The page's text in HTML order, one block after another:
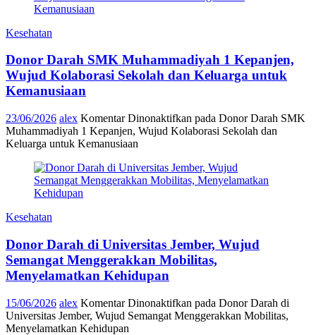
Kesehatan
Donor Darah SMK Muhammadiyah 1 Kepanjen,
Wujud Kolaborasi Sekolah dan Keluarga untuk
Kemanusiaan
23/06/2026 alex Komentar Dinonaktifkan pada Donor Darah SMK
Muhammadiyah 1 Kepanjen, Wujud Kolaborasi Sekolah dan
Keluarga untuk Kemanusiaan
Kesehatan
Donor Darah di Universitas Jember, Wujud
Semangat Menggerakkan Mobilitas,
Menyelamatkan Kehidupan
15/06/2026 alex Komentar Dinonaktifkan pada Donor Darah di
Universitas Jember, Wujud Semangat Menggerakkan Mobilitas,
Menyelamatkan Kehidupan